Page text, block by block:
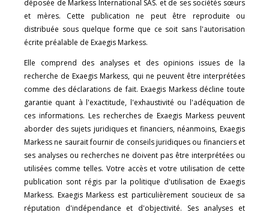
déposée de Markess International SAS. et de ses sociétés sœurs
et mères. Cette publication ne peut être reproduite ou
distribuée sous quelque forme que ce soit sans l'autorisation
écrite préalable de Exaegis Markess.
Elle comprend des analyses et des opinions issues de la
recherche de Exaegis Markess, qui ne peuvent être interprétées
comme des déclarations de fait. Exaegis Markess décline toute
garantie quant à l'exactitude, l'exhaustivité ou l'adéquation de
ces informations. Les recherches de Exaegis Markess peuvent
aborder des sujets juridiques et financiers, néanmoins, Exaegis
Markess ne saurait fournir de conseils juridiques ou financiers et
ses analyses ou recherches ne doivent pas être interprétées ou
utilisées comme telles. Votre accès et votre utilisation de cette
publication sont régis par la politique d'utilisation de Exaegis
Markess. Exaegis Markess est particulièrement soucieux de sa
réputation d'indépendance et d'objectivité. Ses analyses et